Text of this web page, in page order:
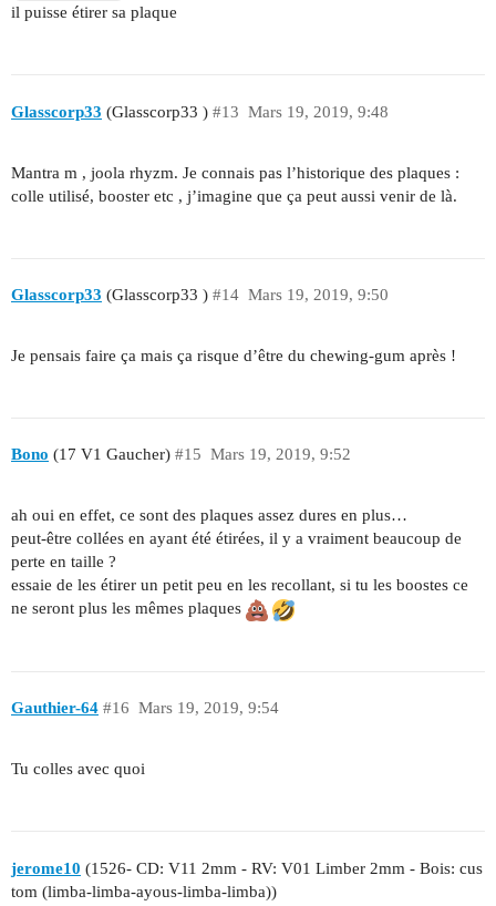
il puisse étirer sa plaque
Glasscorp33 (Glasscorp33 ) Mars 19, 2019, 9:48
#13
Mantra m , joola rhyzm. Je connais pas l’historique des plaques :
colle utilisé, booster etc , j’imagine que ça peut aussi venir de là.
Glasscorp33 (Glasscorp33 ) Mars 19, 2019, 9:50
#14
Je pensais faire ça mais ça risque d’être du chewing-gum après !
Bono (17 V1 Gaucher) Mars 19, 2019, 9:52
#15
ah oui en effet, ce sont des plaques assez dures en plus…
peut-être collées en ayant été étirées, il y a vraiment beaucoup de
perte en taille ?
essaie de les étirer un petit peu en les recollant, si tu les boostes ce
ne seront plus les mêmes plaques
Gauthier-64 Mars 19, 2019, 9:54
#16
Tu colles avec quoi
jerome10 (1526- CD: V11 2mm - RV: V01 Limber 2mm - Bois: cus
tom (limba-limba-ayous-limba-limba))